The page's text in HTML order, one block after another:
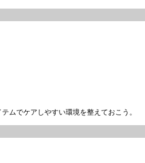
ムでケアしやすい環境を整えておこう。